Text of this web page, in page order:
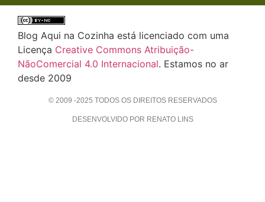
Blog Aqui na Cozinha está licenciado com uma
Licença Creative Commons Atribuição-
NãoComercial 4.0 Internacional. Estamos no ar
desde 2009
© 2009 -2025 TODOS OS DIREITOS RESERVADOS
DESENVOLVIDO POR RENATO LINS